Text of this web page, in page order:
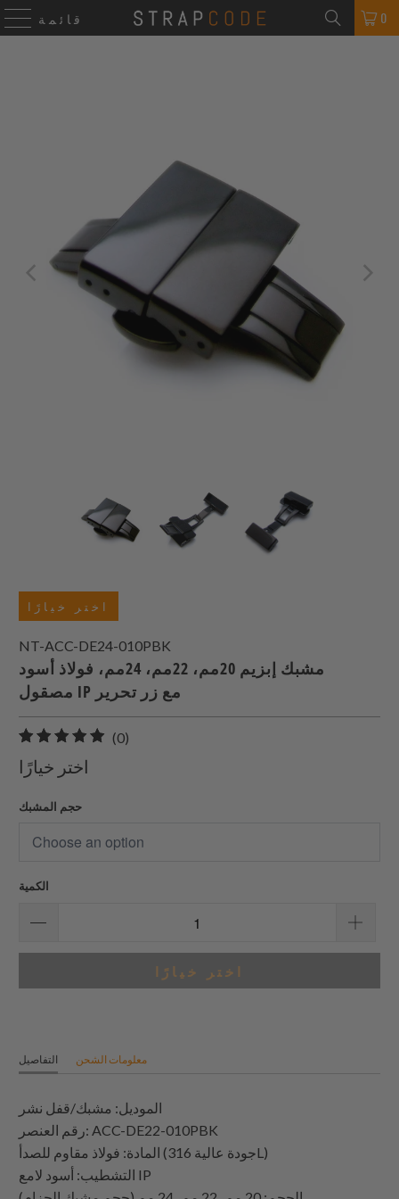
قائمة 0
اختر خيارًا
NT-ACC-DE24-010PBK
مشبك إبزيم 20مم، 22مم، 24مم، فولاذ أسود
مصقول IP مع زر تحرير
(0)
اختر خيارًا
حجم المشبك
الكمية
اختر خيارًا
التفاصيل معلومات الشحن
الموديل: مشبك/قفل نشر
رقم العنصر: ACC-DE22-010PBK
المادة: فولاذ مقاوم للصدأ (جودة عالية 316L)
التشطيب: أسود لامع IP